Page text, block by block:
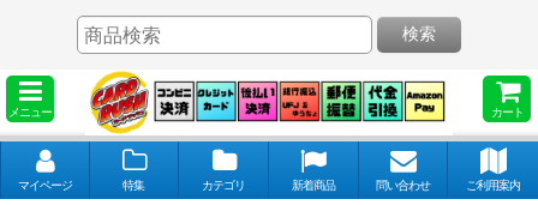
メニュー カート
検索
マイページ 特集 カテゴリ 新着商品 問い合わせ ご利用案内